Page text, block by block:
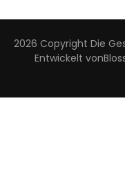
2026 Copyright Die
Entwickelt von